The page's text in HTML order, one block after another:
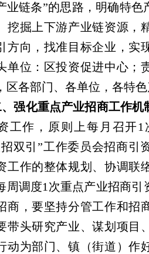
业链条”的思路，明确特
挖掘上下游产业链资源，
方向，找准目标企业，实
单位：区投资促进中心
区各部门、各单位，各特
强化重点产业招商工作机
工作，原则上每月召开
招双引”工作委员会招商引
工作的整体规划、协调联
周调度1次重点产业招商
商，要坚持分管工作和招
带头研究产业、谋划项目
动为部门、镇（街道）作